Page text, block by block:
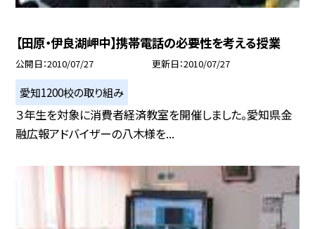
【田原・伊良湖岬中】携帯電話の必要性を考える授業
公開日 2010/07/27 更新日 2010/07/27
愛知1200校の取り組み
３年生を対象に消費者経済教室を開催しました。愛知県金
融広報アドバイザーの八木様を...